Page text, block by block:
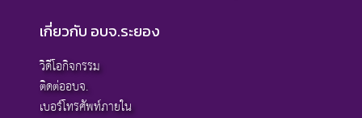
เกี่ยวกับ อบจ.ระยอง
วิดีโอกิจกรรม
ติดต่ออบจ.
เบอร์โทรศัพท์ภายใน